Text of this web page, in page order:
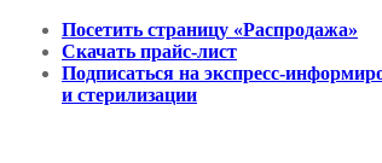
Посетить страницу «Распродажа»
Скачать прайс-лист
Подписаться на экспресс-
и стерилизации